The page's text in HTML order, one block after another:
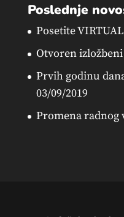
Poslednje
Posetite
Otvoren
Prvih godinu
03/09/2019
Promena radnog